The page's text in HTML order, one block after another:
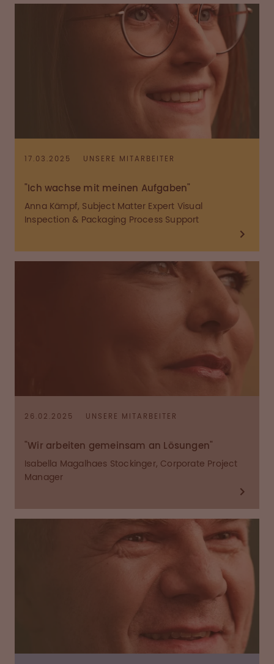
17.03.2025 UNSERE MITARBEITER
"Ich wachse mit meinen Aufgaben"
Anna Kämpf, Subject Matter Expert Visual
Inspection & Packaging Process Support
26.02.2025 UNSERE MITARBEITER
"Wir arbeiten gemeinsam an Lösungen"
Isabella Magalhaes Stockinger, Corporate Project
Manager